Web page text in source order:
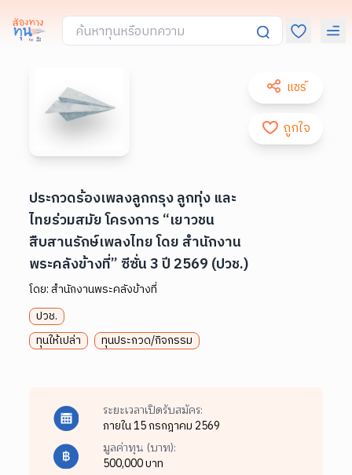
แชร์
ถูกใจ
ประกวดร้องเพลงลูกกรุง ลูกทุ่ง และ
ไทยร่วมสมัย โครงการ “เยาวชน
สืบสานรักษ์เพลงไทย โดย สำนักงาน
พระคลังข้างที่” ซีซั่น 3 ปี 2569 (ปวช.)
โดย:สำนักงานพระคลังข้างที่
ปวช.
ทุนให้เปล่า
ทุนประกวด/กิจกรรม
ระยะเวลาเปิดรับสมัคร:
ภายใน 15 กรกฎาคม 2569
มูลค่าทุน (บาท):
500,000 บาท